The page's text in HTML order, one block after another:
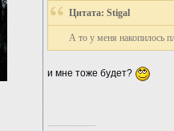
Цитата: Stigal
А то у меня накопилось
и мне тоже будет?
--------------------